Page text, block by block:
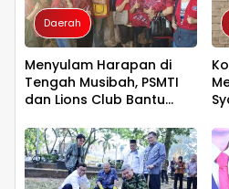
Daerah
Menyulam Harapan di
Tengah Musibah, PSMTI
dan Lions Club Bantu